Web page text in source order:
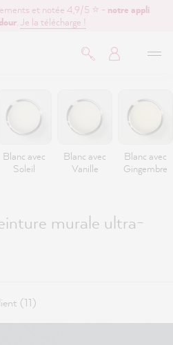
et notée 4,9/5 ⭐ - notre appli
. Je la télécharge !
Blanc avec
Soleil
Blanc avec
Vanille
Blanc avec
Gingembre
murale ultra-
(11)